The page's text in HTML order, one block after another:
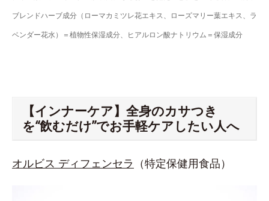
ブレンドハーブ成分（ローマカミツレ花エキス、ローズマリー葉エキス、ラ
ベンダー花水）＝植物性保湿成分、ヒアルロン酸ナトリウム＝保湿成分
【インナーケア】全身のカサつき
を“飲むだけ”でお手軽ケアしたい人へ
オルビス ディフェンセラ （特定保健用食品）